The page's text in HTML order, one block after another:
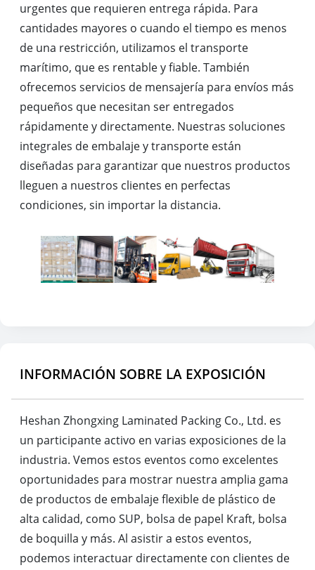
urgentes que requieren entrega rápida. Para
cantidades mayores o cuando el tiempo es menos
de una restricción, utilizamos el transporte
marítimo, que es rentable y fiable. También
ofrecemos servicios de mensajería para envíos más
pequeños que necesitan ser entregados
rápidamente y directamente. Nuestras soluciones
integrales de embalaje y transporte están
diseñadas para garantizar que nuestros productos
lleguen a nuestros clientes en perfectas
condiciones, sin importar la distancia.
INFORMACIÓN SOBRE LA EXPOSICIÓN
Heshan Zhongxing Laminated Packing Co., Ltd. es
un participante activo en varias exposiciones de la
industria. Vemos estos eventos como excelentes
oportunidades para mostrar nuestra amplia gama
de productos de embalaje flexible de plástico de
alta calidad, como SUP, bolsa de papel Kraft, bolsa
de boquilla y más. Al asistir a estos eventos,
podemos interactuar directamente con clientes de